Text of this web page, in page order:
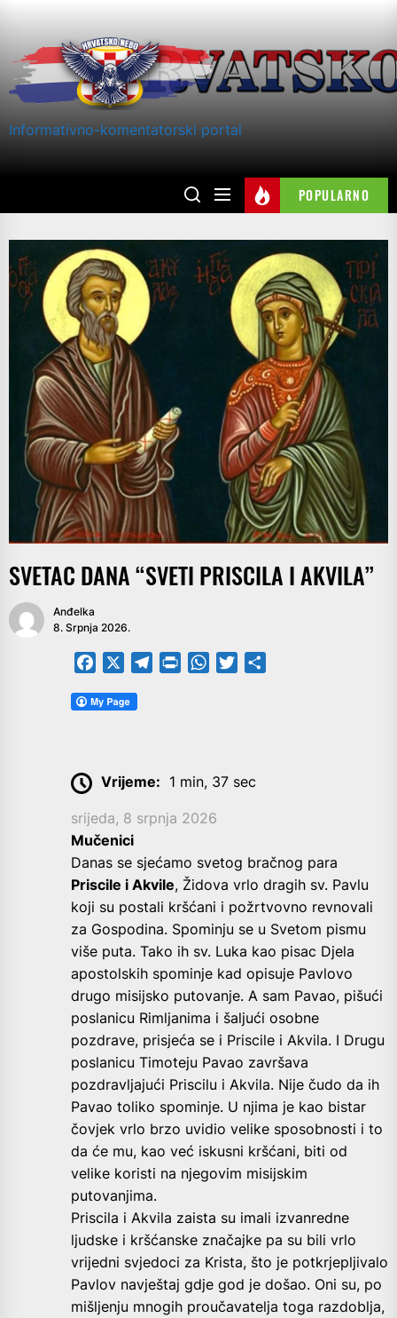
content
Informativno-komentatorski portal
POPULARNO
SVETAC DANA “SVETI PRISCILA I AKVILA”
Anđelka
8. Srpnja 2026.
Facebook TelegramPrintFriendly
WhatsApp
Twitter
Vrijeme: 1 min, 37 sec
srijeda, 8 srpnja 2026
Mučenici
Danas se sjećamo svetog bračnog para
Priscile i Akvile, Židova vrlo dragih sv. Pavlu
koji su postali kršćani i požrtvovno revnovali
za Gospodina. Spominju se u Svetom pismu
više puta. Tako ih sv. Luka kao pisac Djela
apostolskih spominje kad opisuje Pavlovo
drugo misijsko putovanje. A sam Pavao, pišući
poslanicu Rimljanima i šaljući osobne
pozdrave, prisjeća se i Priscile i Akvila. I Drugu
poslanicu Timoteju Pavao završava
pozdravljajući Priscilu i Akvila. Nije čudo da ih
Pavao toliko spominje. U njima je kao bistar
čovjek vrlo brzo uvidio velike sposobnosti i to
da će mu, kao već iskusni kršćani, biti od
velike koristi na njegovim misijskim
putovanjima.
Priscila i Akvila zaista su imali izvanredne
ljudske i kršćanske značajke pa su bili vrlo
vrijedni svjedoci za Krista, što je potkrjepljivalo
Pavlov navještaj gdje god je došao. Oni su, po
mišljenju mnogih proučavatelja toga razdoblja,